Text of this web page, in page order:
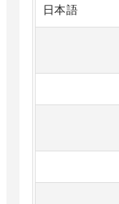
日本語